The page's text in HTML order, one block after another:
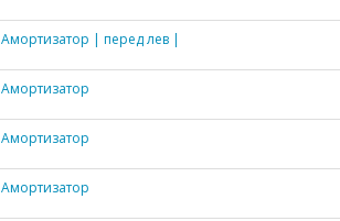
Амортизатор | перед лев |
Амортизатор
Амортизатор
Амортизатор